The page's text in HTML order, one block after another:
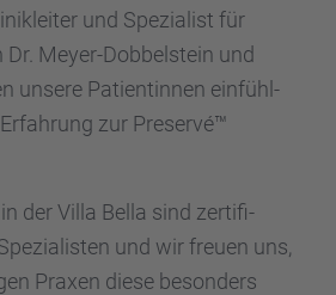
und Spezia­list für
Meyer-Dobbel­stein und
unsere Patien­tin­nen einfühl­
zur Preservé™
der Villa Bella sind zerti­fi­
und wir freuen uns,
Praxen diese beson­ders